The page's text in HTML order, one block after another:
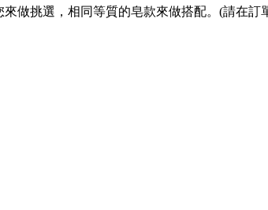
做挑選，相同等質的皂款來做搭配。(請在訂